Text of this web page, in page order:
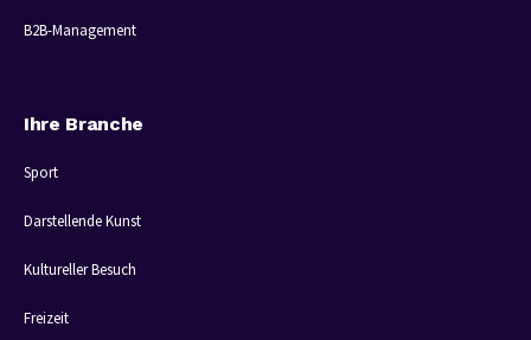
B2B-Management
Ihre Branche
Sport
Darstellende Kunst
Kultureller Besuch
Freizeit